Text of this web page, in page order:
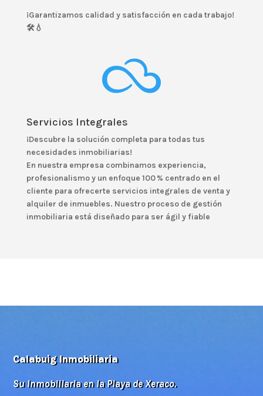
¡Garantizamos calidad y satisfacción en cada trabajo!
🛠️💧

Servicios Integrales
¡Descubre la solución completa para todas tus
necesidades inmobiliarias!
En nuestra empresa combinamos experiencia,
profesionalismo y un enfoque 100 % centrado en el
cliente para ofrecerte servicios integrales de venta y
alquiler de inmuebles. Nuestro proceso de gestión
inmobiliaria está diseñado para ser ágil y fiable
Calabuig Inmobiliaria
Su Inmobiliaria en la Playa de Xeraco.